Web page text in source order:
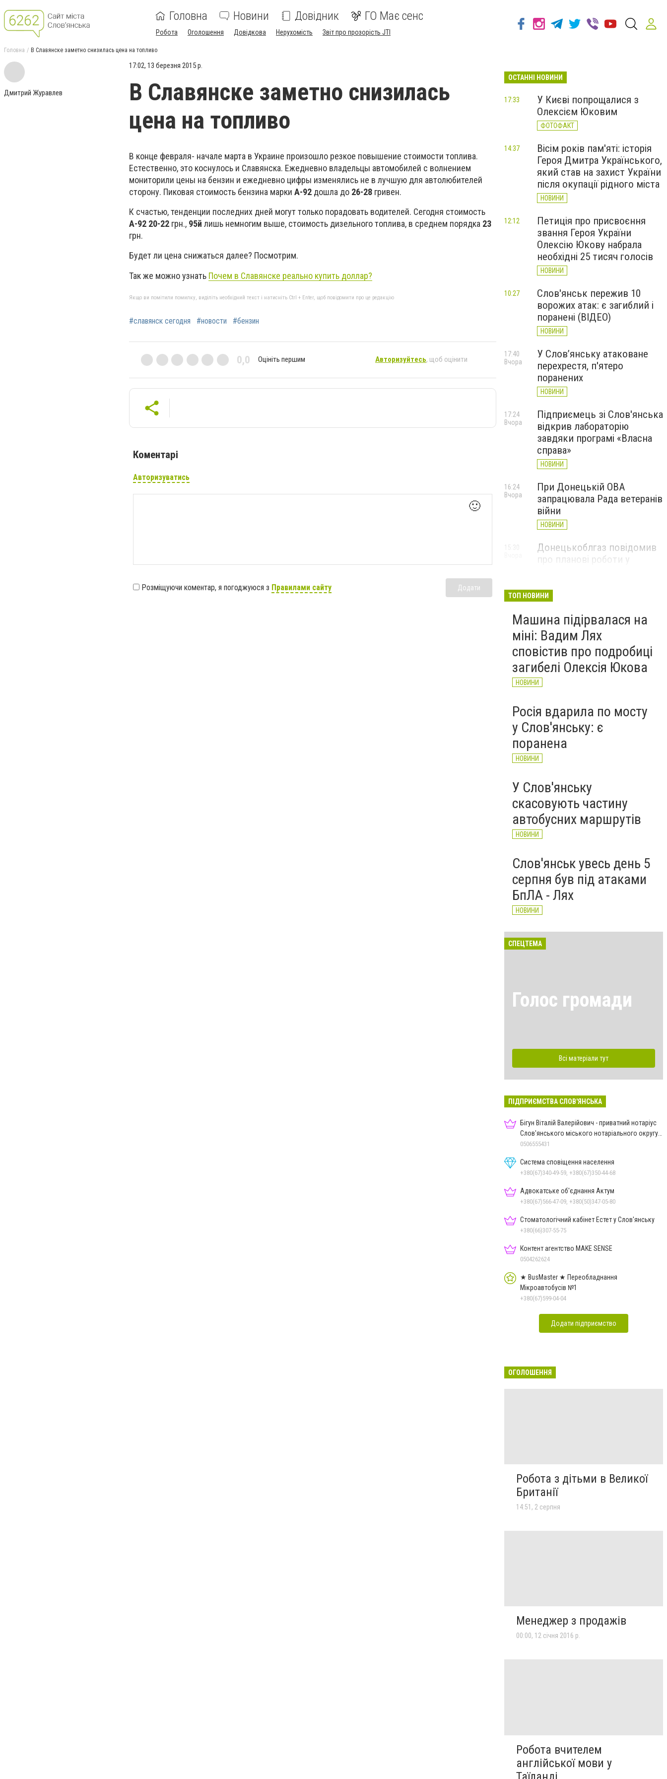
Головна Новини Довідник ГО Має сенс
Робота Оголошення Довідкова Нерухомість Звіт про прозорість JTI
Головна В Славянске заметно снизилась цена на топливо
Дмитрий Журавлев
17:02, 13 березня 2015 р.
В Славянске заметно снизилась
цена на топливо
В конце февраля- начале марта в Украине произошло резкое повышение стоимости топлива.
Естественно, это коснулось и Славянска. Ежедневно владельцы автомобилей с волнением
мониторили цены на бензин и ежедневно цифры изменялись не в лучшую для автолюбителей
сторону. Пиковая стоимость бензина марки А-92 дошла до 26-28 гривен.
К счастью, тенденции последних дней могут только порадовать водителей. Сегодня стоимость
А-92 20-22 грн., 95й лишь немногим выше, стоимость дизельного топлива, в среднем порядка 23
грн.
Будет ли цена снижаться далее? Посмотрим.
Так же можно узнать Почем в Славянске реально купить доллар?
Якщо ви помітили помилку, виділіть необхідний текст і натисніть Ctrl + Enter, щоб повідомити про це редакцію
#славянск сегодня #новости #бензин
0,0 Оцініть першим Авторизуйтесь, щоб оцінити
Коментарі
Авторизуватись
🙂
Розміщуючи коментар, я погоджуюся з Правилами сайту Додати
ОСТАННІ НОВИНИ
У Києві попрощалися з
Олексієм Юковим
ФОТОФАКТ
17:33
Вісім років пам'яті: історія
Героя Дмитра Українського,
який став на захист України
після окупації рідного міста
НОВИНИ
14:37
Петиція про присвоєння
звання Героя України
Олексію Юкову набрала
необхідні 25 тисяч голосів
НОВИНИ
12:12
Слов'янськ пережив 10
ворожих атак: є загиблий і
поранені (ВІДЕО)
НОВИНИ
10:27
У Слов’янську атаковане
перехрестя, п'ятеро
поранених
НОВИНИ
17:40
Вчора
Підприємець зі Слов'янська
відкрив лабораторію
завдяки програмі «Власна
справа»
НОВИНИ
17:24
Вчора
При Донецькій ОВА
запрацювала Рада ветеранів
війни
НОВИНИ
16:24
Вчора
Донецькоблгаз повідомив
про планові роботи у
НОВИНИ
15:30
ТОП НОВИНИ
Машина підірвалася на
міні: Вадим Лях
сповістив про подробиці
загибелі Олексія Юкова
НОВИНИ
Росія вдарила по мосту
у Слов'янську: є
поранена
НОВИНИ
У Слов'янську
скасовують частину
автобусних маршрутів
НОВИНИ
Слов'янськ увесь день 5
серпня був під атаками
БпЛА - Лях
НОВИНИ
СПЕЦТЕМА
Голос громади
Всі матеріали тут
ПІДПРИЄМСТВА СЛОВ'ЯНСЬКА
Бігун Віталій Валерійович - приватний нотаріус
Слов'янського міського нотаріального округу
Дон.обл.
0506555431
Система сповіщення населення
+380(67)340-49-59, +380(67)350-44-68
Адвокатське об'єднання Актум
+380(67)566-47-09, +380(50)347-05-80
Стоматологічний кабінет Естет у Слов'янську
+380(66)307-55-75
Контент агентство MAKE SENSE
0504262624
★ BusMaster ★ Переобладнання
Мікроавтобусів №1
+380(67)599-04-04
Додати підприємство
ОГОЛОШЕННЯ
Робота з дітьми в Великої
Британії
14:51, 2 серпня
Менеджер з продажів
00:00, 12 січня 2016 р.
Робота вчителем
англійської мови у